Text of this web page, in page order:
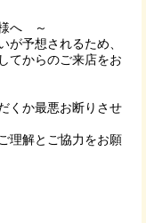
へ ～
が予想されるため、
てからのご来店をお
くか最悪お断りさせ
理解とご協力をお願